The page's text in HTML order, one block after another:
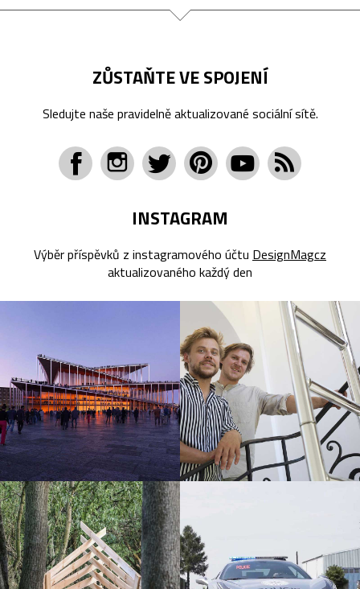
ZŮSTAŇTE VE SPOJENÍ
Sledujte naše pravidelně aktualizované sociální sítě.
INSTAGRAM
Výběr příspěvků z instagramového účtu DesignMagcz
aktualizovaného každý den